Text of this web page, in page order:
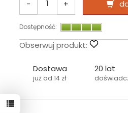
- +
Dostępność:
Obserwuj produkt:
Dostawa
już od 14 zł
20 lat